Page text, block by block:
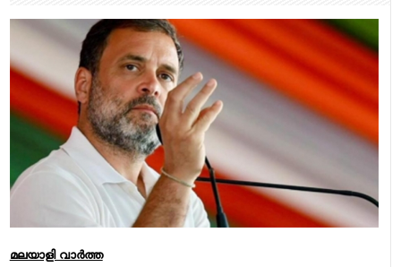
മലയാളി വാര്‍ത്ത